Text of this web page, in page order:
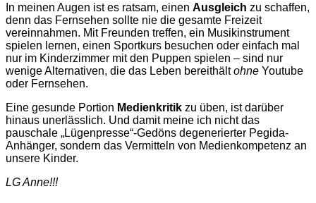
In meinen Augen ist es ratsam, einen Ausgleich zu schaffen,
denn das Fernsehen sollte nie die gesamte Freizeit
vereinnahmen. Mit Freunden treffen, ein Musikinstrument
spielen lernen, einen Sportkurs besuchen oder einfach mal
nur im Kinderzimmer mit den Puppen spielen – sind nur
wenige Alternativen, die das Leben bereithältohne Youtube
oder Fernsehen.
Eine gesunde Portion Medienkritik zu üben, ist darüber
hinaus unerlässlich. Und damit meine ich nicht das
pauschale „Lügenpresse“-Gedöns degenerierter Pegida-
Anhänger, sondern das Vermitteln von Medienkompetenz an
unsere Kinder.
LG Anne!!!